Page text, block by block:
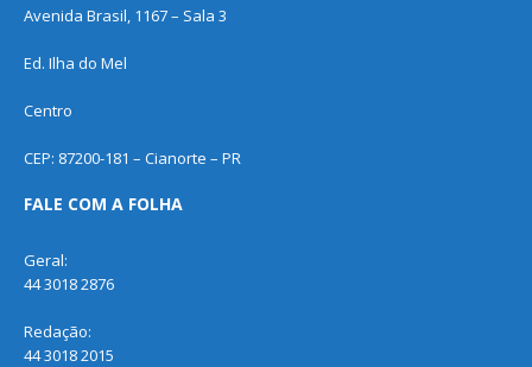
Avenida Brasil, 1167 – Sala 3
Ed. Ilha do Mel
Centro
CEP: 87200-181 – Cianorte – PR
FALE COM A FOLHA
Geral:
44 3018 2876
Redação:
44 3018 2015